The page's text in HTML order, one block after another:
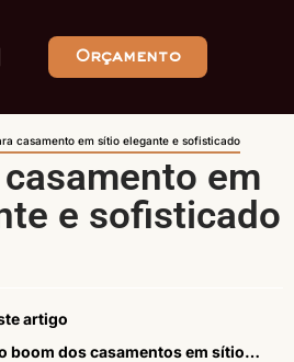
Orçamento
casamento em sítio elegante e sofisticado
em
e sofisticado
artigo
Contexto do setor: o boom dos casamentos em sítios no Brasil